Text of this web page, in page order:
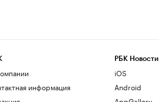
информация
РБК Новости
iOS
Android